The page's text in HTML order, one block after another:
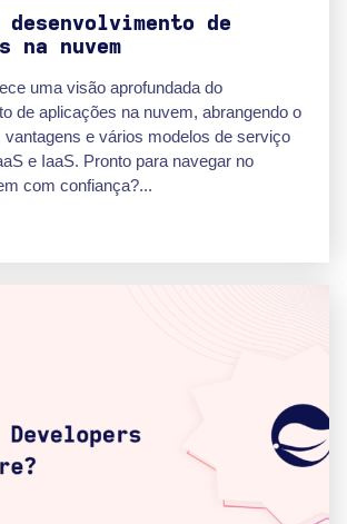
desenvolvimento de
na nuvem
uma visão aprofundada do
de aplicações na nuvem, abrangendo o
vantagens e vários modelos de serviço
e IaaS. Pronto para navegar no
com confiança?...